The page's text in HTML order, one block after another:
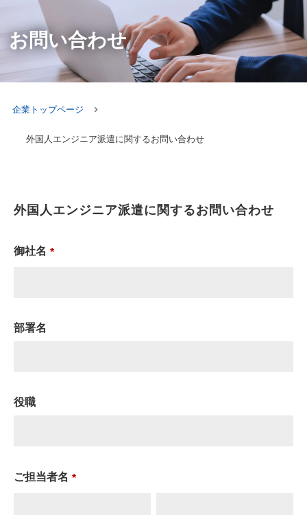
お問い合わせ
企業トップページ
外国人エンジニア派遣に関するお問い合わせ
外国人エンジニア派遣に関するお問い合わせ
御社名
部署名
役職
ご担当者名